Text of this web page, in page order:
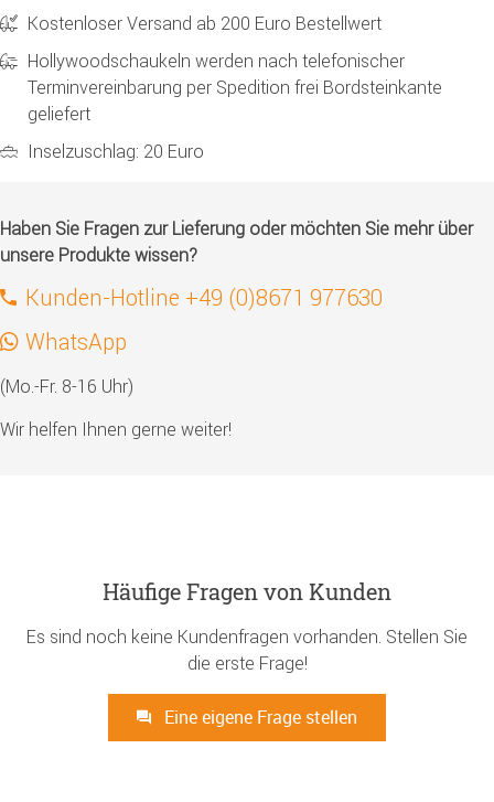
Kostenloser Versand ab 200 Euro Bestellwert
Hollywoodschaukeln werden nach telefonischer
Terminvereinbarung per Spedition frei Bordsteinkante
geliefert
Inselzuschlag: 20 Euro
Haben Sie Fragen zur Lieferung oder möchten Sie mehr über
unsere Produkte wissen?
Kunden-Hotline +49 (0)8671 977630
WhatsApp
(Mo.-Fr. 8-16 Uhr)
Wir helfen Ihnen gerne weiter!
Häufige Fragen von Kunden
Es sind noch keine Kundenfragen vorhanden. Stellen Sie
die erste Frage!
Eine eigene Frage stellen